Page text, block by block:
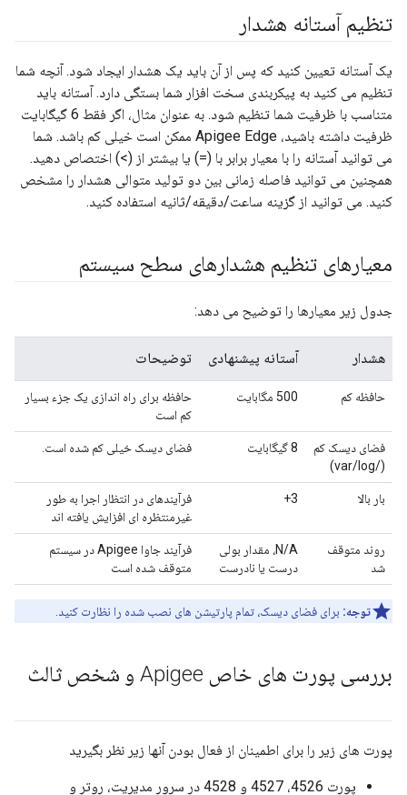
تنظیم آستانه هشدار
یک آستانه تعیین کنید که پس از آن باید یک هشدار ایجاد شود. آنچه شما
تنظیم می کنید به پیکربندی سخت افزار شما بستگی دارد. آستانه باید
متناسب با ظرفیت شما تنظیم شود. به عنوان مثال، اگر فقط 6 گیگابایت
ظرفیت داشته باشید، Apigee Edge ممکن است خیلی کم باشد. شما
می توانید آستانه را با معیار برابر با (=) یا بیشتر از (>) اختصاص دهید.
همچنین می توانید فاصله زمانی بین دو تولید متوالی هشدار را مشخص
کنید. می توانید از گزینه ساعت/دقیقه/ثانیه استفاده کنید.
معیارهای تنظیم هشدارهای سطح سیستم
جدول زیر معیارها را توضیح می دهد:
هشدار آستانه پیشنهادی توضیحات
حافظه کم 500 مگابایت
حافظه برای راه اندازی یک جزء بسیار
کم است
فضای دیسک کم
(/var/log)
8 گیگابایت فضای دیسک خیلی کم شده است.
بار بالا 3+
فرآیندهای در انتظار اجرا به طور
غیرمنتظره ای افزایش یافته اند
روند متوقف
شد
N/A، مقدار بولی
درست یا نادرست
فرآیند جاوا Apigee در سیستم
متوقف شده است
توجه: برای فضای دیسک، تمام پارتیشن های نصب شده را نظارت کنید.
بررسی پورت های خاص Apigee و شخص ثالث
پورت های زیر را برای اطمینان از فعال بودن آنها زیر نظر بگیرید
پورت 4526، 4527 و 4528 در سرور مدیریت، روتر و